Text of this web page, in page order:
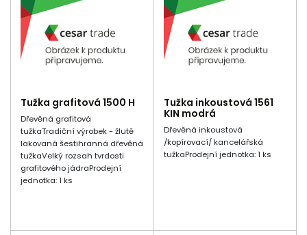
Tužka grafitová 1500 H
Dřevěná grafitová
tužkaTradiční výrobek - žlutě
lakovaná šestihranná dřevěná
tužkaVelký rozsah tvrdosti
grafitového jádraProdejní
jednotka: 1 ks
Tužka inkoustová 1561
KIN modrá
Dřevěná inkoustová
/kopírovací/ kancelářská
tužkaProdejní jednotka: 1 ks